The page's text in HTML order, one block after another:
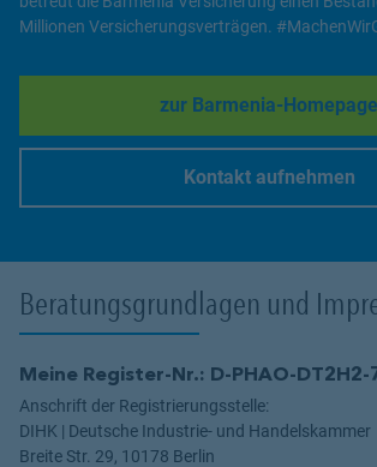
Millionen Versicherungsverträgen.
zur Barmenia-Homepage
Link Opens
Kontakt aufnehmen
Beratungsgrundlagen und
Meine Register-Nr.: D-PHAO-DT2H2-
Anschrift der Registrierungsstelle:
DIHK | Deutsche Industrie- und Handelskammer
Breite Str. 29, 10178 Berlin